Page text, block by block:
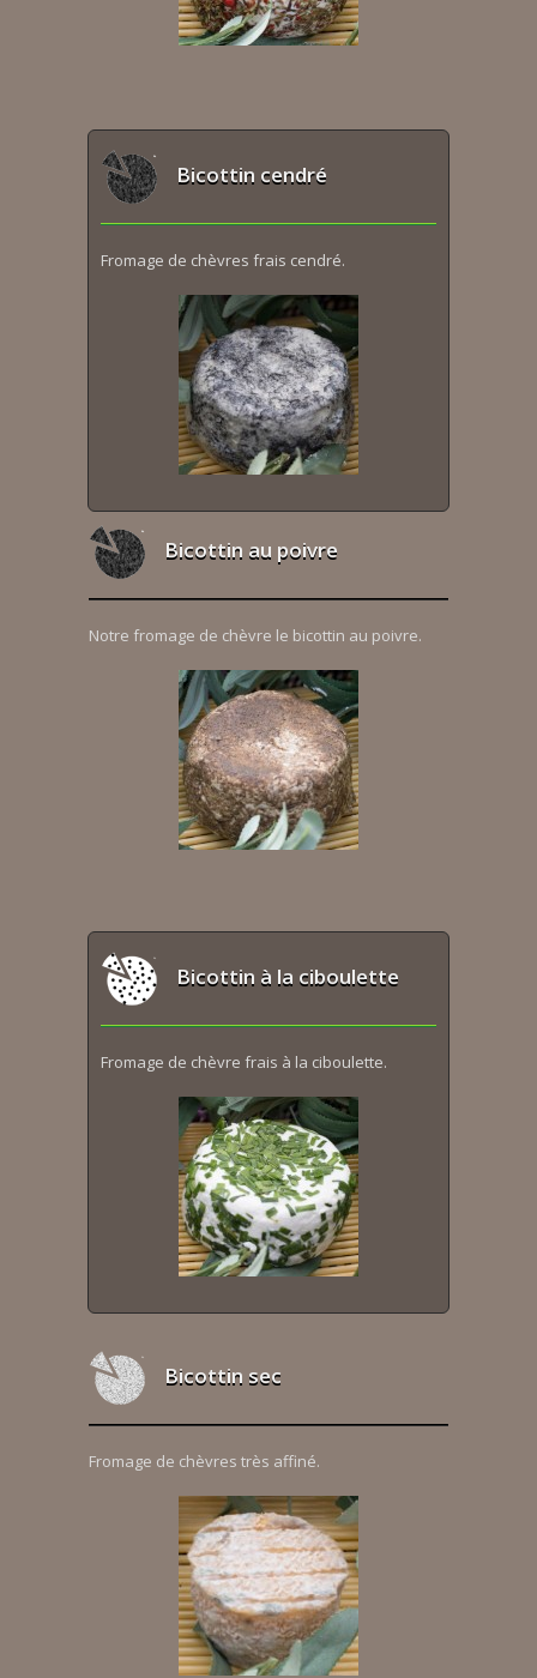
Bicottin cendré
Fromage de chèvres frais cendré.
Bicottin au poivre
Notre fromage de chèvre le bicottin au poivre.
Bicottin à la ciboulette
Fromage de chèvre frais à la ciboulette.
Bicottin sec
Fromage de chèvres très affiné.